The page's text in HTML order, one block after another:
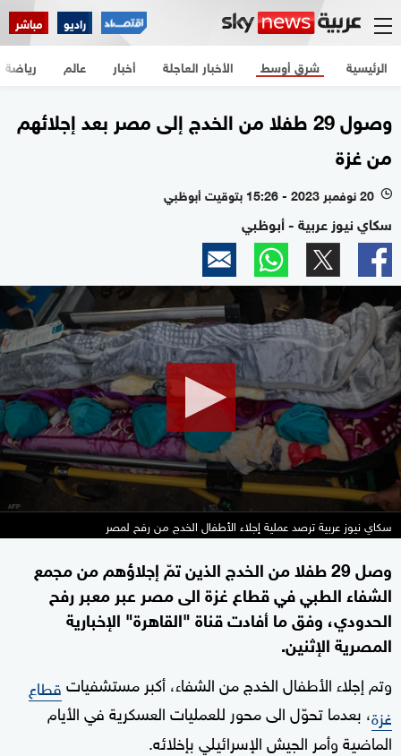
راديو مباشر
الرئيسية الأخبار العاجلة أخبار شرق أوسط عالم رياضة
وصول 29 طفلا من الخدج إلى مصر بعد إجلائهم
من غزة
l 20 نوفمبر 2023 - 15:26 بتوقيت أبوظبي
سكاي نيوز عربية - أبوظبي
seconds
2
minutes,
12
seconds
سكاي نيوز عربية ترصد عملية إجلاء الأطفال الخدج من رفح لمصر
وصل 29 طفلا من الخدج الذين تمّ إجلاؤهم من مجمع
الشفاء الطبي في قطاع غزة الى مصر عبر معبر رفح
الحدودي، وفق ما أفادت قناة "القاهرة" الإخبارية
المصرية الإثنين.
وتم إجلاء الأطفال الخدج من الشفاء، أكبر مستشفياتقطاع
غزة، بعدما تحوّل الى محور للعمليات العسكرية في الأيام
الماضية وأمر الجيش الإسرائيلي بإخلائه.